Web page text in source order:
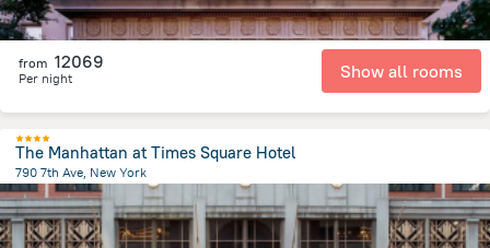
from 12069
Per night Show all rooms
The Manhattan at Times Square Hotel
790 7th Ave, New York
3.5 kmfrom the center of Spojené státy americké